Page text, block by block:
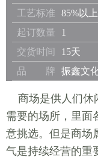
工艺标准
85%以
起订数量
1
交货时间
15天
品 牌
振鑫文
商场是供人们休
需要的场所，里面
意挑选。但是商场
气是持续经营的重